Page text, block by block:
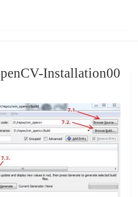
Installation00